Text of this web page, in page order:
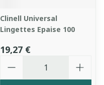
Clinell Universal
Lingettes Epaise 100
19,27 €